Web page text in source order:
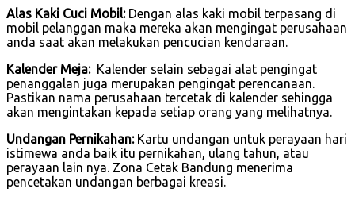
Alas Kaki Cuci Mobil:Dengan alas kaki mobil terpasang di
mobil pelanggan maka mereka akan mengingat perusahaan
anda saat akan melakukan pencucian kendaraan.
Kalender Meja:Kalender selain sebagai alat pengingat
penanggalan juga merupakan pengingat perencanaan.
Pastikan nama perusahaan tercetak di kalender sehingga
akan mengintakan kepada setiap orang yang melihatnya.
Undangan Pernikahan:Kartu undangan untuk perayaan hari
istimewa anda baik itu pernikahan, ulang tahun, atau
perayaan lain nya. Zona Cetak Bandung menerima
pencetakan undangan berbagai kreasi.